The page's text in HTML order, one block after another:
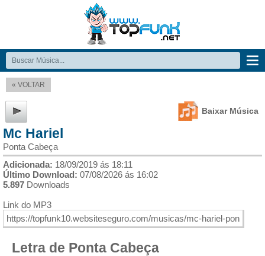
« VOLTAR
Baixar Música
Mc Hariel
Ponta Cabeça
Adicionada: 18/09/2019 ás 18:11
Último Download: 07/08/2026 ás 16:02
5.897 Downloads
Link do MP3
Letra de Ponta Cabeça